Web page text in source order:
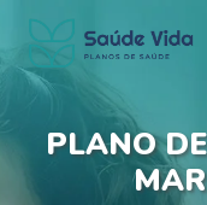
PLANO